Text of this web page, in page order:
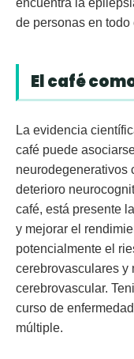
encuentra la
de personas en todo
El café
La evidencia
café puede
neurodegenerativos
deterioro
café, está presente
y mejorar el
potencialmente el
cerebrovasculares y
cerebrovascular.
curso de
múltiple.